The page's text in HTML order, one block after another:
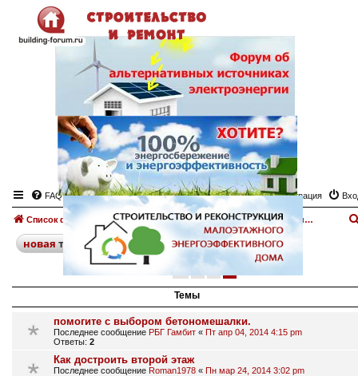
FAQ Регистрация
Список форумов Инструменты для строительства Форум "Строительные инструменты"
новаятема поискрасширенный
пред.
2
Темы
помогите с выбором бетономешалки.
Последнее сообщение РБГ Гамбит « Пт апр 04, 2014 4:15 pm
Ответы: 2
Как достроить второй этаж
Последнее сообщение Roman1978 « Пн мар 24, 2014 3:02 pm